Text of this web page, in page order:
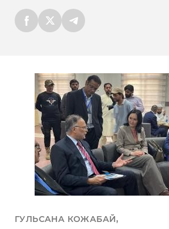
ГУЛЬСАНА КОЖАБАЙ,